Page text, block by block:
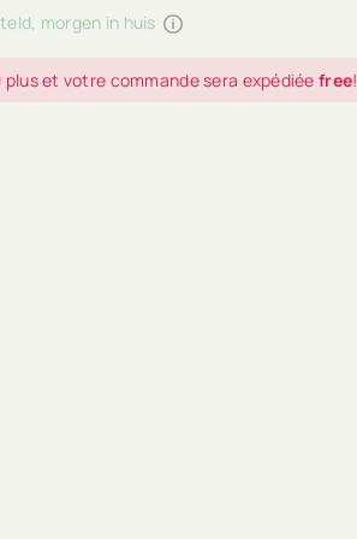
morgen in huis
plus et votre commande sera expédiéefree!